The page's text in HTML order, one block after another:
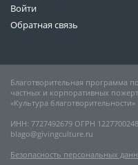
Войти
Обратная связь
Благотворительная программа
частных и корпоративных
«Культура благотворительности»
ИНН: 7727492679 ОГРН
blago@givingculture.ru
Безопасность персональных